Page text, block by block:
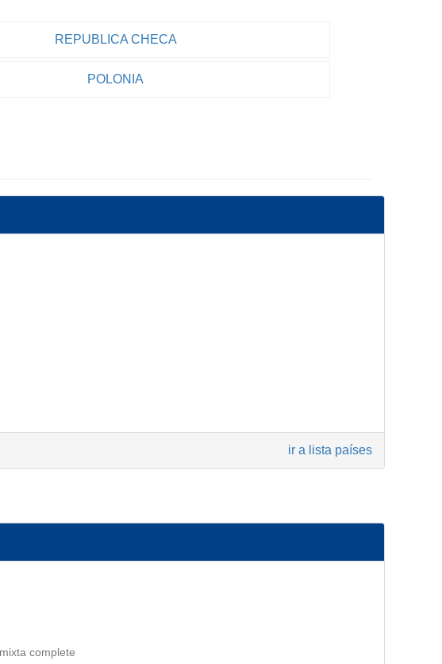
REPUBLICA CHECA
POLONIA
ir a lista países
complete